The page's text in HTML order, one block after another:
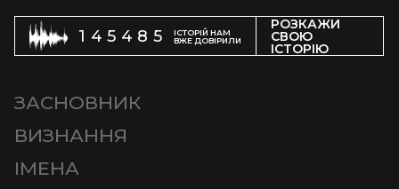
145485
ІСТОРІЙ НАМ
ВЖЕ ДОВІРИЛИ
РОЗКАЖИ
СВОЮ
ІСТОРІЮ
ЗАСНОВНИК
ВИЗНАННЯ
ІМЕНА